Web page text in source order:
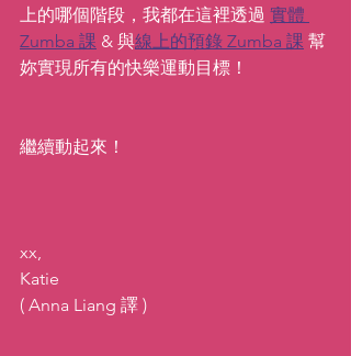
上的哪個階段，我都在這裡透過 實體
Zumba 課 & 與線上的預錄 Zumba 課 幫
妳實現所有的快樂運動目標！
繼續動起來！
xx,
Katie
( Anna Liang 譯 )